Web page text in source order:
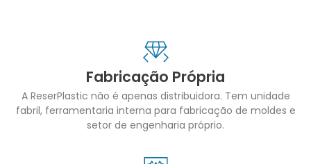
Fabricação Própria
A ReserPlastic não é apenas distribuidora. Tem unidade
fabril, ferramentaria interna para fabricação de moldes e
setor de engenharia próprio.